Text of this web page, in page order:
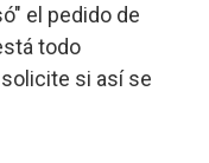
el pedido de
todo
si así se